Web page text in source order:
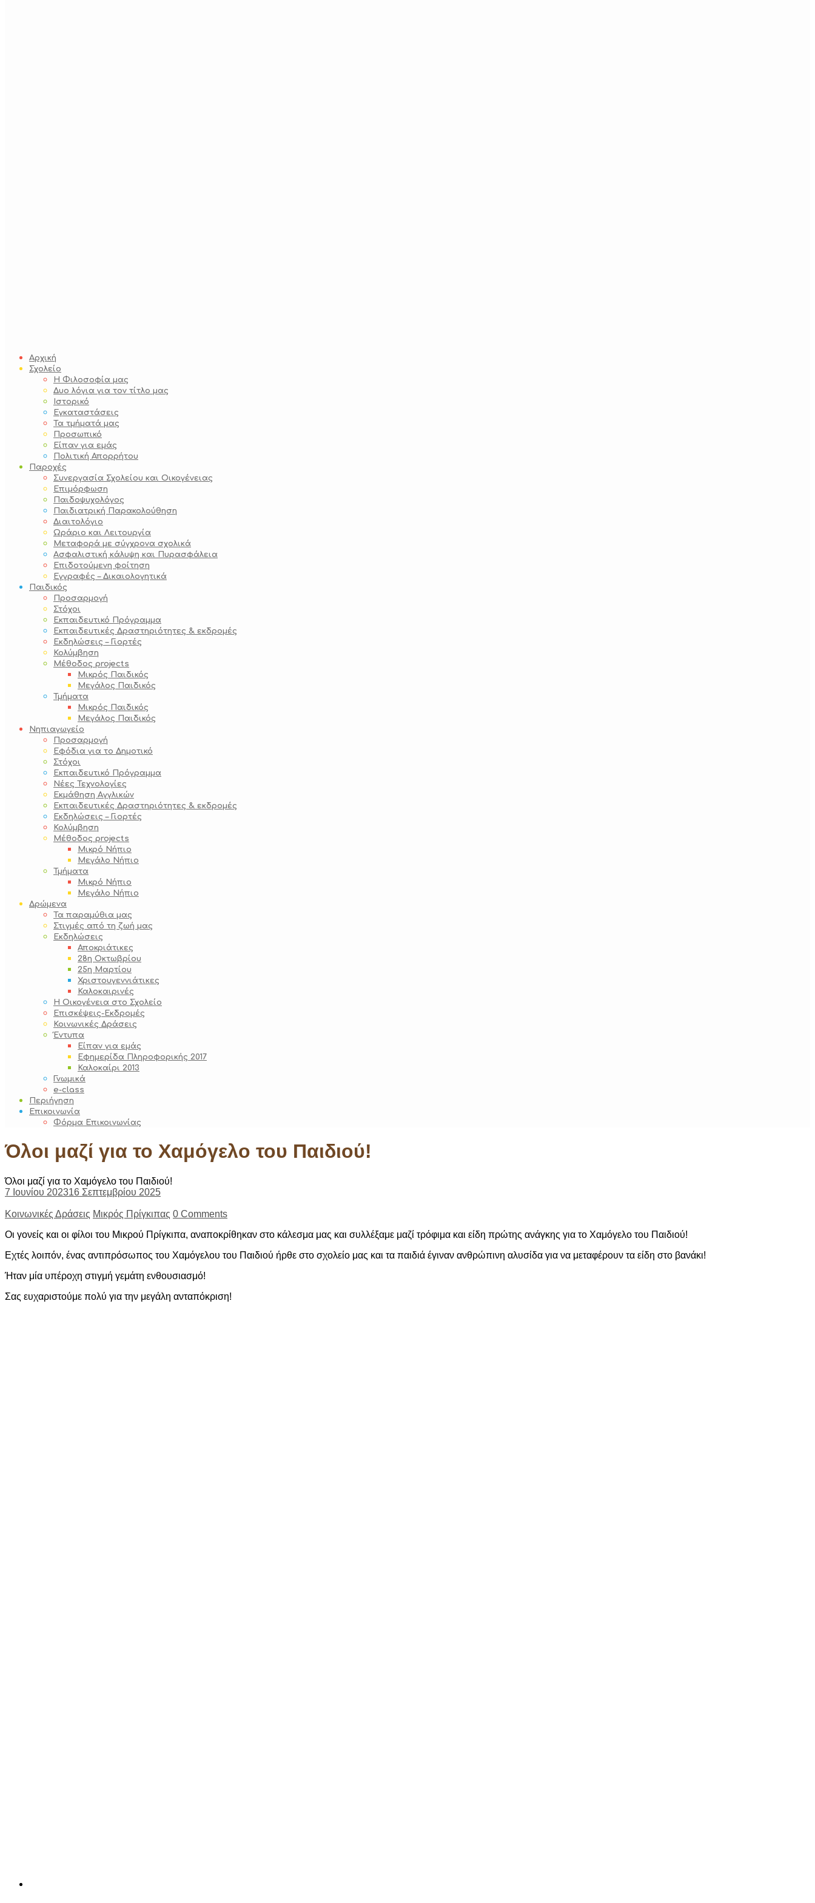
Αρχική
Σχολείο
Η Φιλοσοφία μας
Δυο λόγια για τον τίτλο μας
Ιστορικό
Εγκαταστάσεις
Τα τμήματά μας
Προσωπικό
Είπαν για εμάς
Πολιτική Απορρήτου
Παροχές
Συνεργασία Σχολείου και Οικογένειας
Επιμόρφωση
Παιδοψυχολόγος
Παιδιατρική Παρακολούθηση
Διαιτολόγιο
Ωράριο και Λειτουργία
Μεταφορά με σύγχρονα σχολικά
Ασφαλιστική κάλυψη και Πυρασφάλεια
Επιδοτούμενη φοίτηση
Εγγραφές – Δικαιολογητικά
Παιδικός
Προσαρμογή
Στόχοι
Εκπαιδευτικό Πρόγραμμα
Εκπαιδευτικές Δραστηριότητες & εκδρομές
Εκδηλώσεις – Γιορτές
Κολύμβηση
Μέθοδος projects
Μικρός Παιδικός
Μεγάλος Παιδικός
Τμήματα
Μικρός Παιδικός
Μεγάλος Παιδικός
Νηπιαγωγείο
Προσαρμογή
Εφόδια για το Δημοτικό
Στόχοι
Εκπαιδευτικό Πρόγραμμα
Νέες Τεχνολογίες
Εκμάθηση Αγγλικών
Εκπαιδευτικές Δραστηριότητες & εκδρομές
Εκδηλώσεις – Γιορτές
Κολύμβηση
Μέθοδος projects
Μικρό Νήπιο
Μεγάλο Νήπιο
Τμήματα
Μικρό Νήπιο
Μεγάλο Νήπιο
Δρώμενα
Τα παραμύθια μας
Στιγμές από τη ζωή μας
Εκδηλώσεις
Αποκριάτικες
28η Οκτωβρίου
25η Μαρτίου
Χριστουγεννιάτικες
Καλοκαιρινές
Η Οικογένεια στο Σχολείο
Επισκέψεις-Εκδρομές
Κοινωνικές Δράσεις
Έντυπα
Είπαν για εμάς
Εφημερίδα Πληροφορικής 2017
Καλοκαίρι 2013
Γνωμικά
e-class
Περιήγηση
Επικοινωνία
Φόρμα Επικοινωνίας
Όλοι μαζί για το Χαμόγελο του Παιδιού!
Όλοι μαζί για το Χαμόγελο του Παιδιού!
7 Ιουνίου 202316 Σεπτεμβρίου 2025
Κοινωνικές Δράσεις Μικρός Πρίγκιπας 0 Comments
Οι γονείς και οι φίλοι του Μικρού Πρίγκιπα, αναποκρίθηκαν στο κάλεσμα μας και συλλέξαμε μαζί τρόφιμα και είδη πρώτης ανάγκης για το Χαμόγελο του Παιδιού!
Εχτές λοιπόν, ένας αντιπρόσωπος του Χαμόγελου του Παιδιού ήρθε στο σχολείο μας και τα παιδιά έγιναν ανθρώπινη αλυσίδα για να μεταφέρουν τα είδη στο βανάκι!
Ήταν μία υπέροχη στιγμή γεμάτη ενθουσιασμό!
Σας ευχαριστούμε πολύ για την μεγάλη ανταπόκριση!